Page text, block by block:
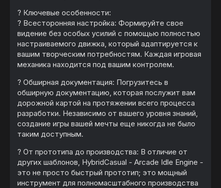
? Ключевые особенности:
? Всесторонняя настройка: Формируйте свое
видение без особых усилий с помощью полностью
настраиваемого движка, который адаптируется к
вашим творческим потребностям. Каждая игровая
механика находится под вашим контролем.
? Обширная документация: Погрузитесь в
обширную документацию, которая послужит вам
дорожной картой на протяжении всего процесса
разработки. Независимо от вашего уровня знаний,
создание игры вашей мечты еще никогда не было
таким доступным.
? От прототипа до производства: В отличие от
других шаблонов, HybridCasual - Arcade Idle Engine -
это не просто быстрый прототип; это мощный
инструмент для полномасштабного производства